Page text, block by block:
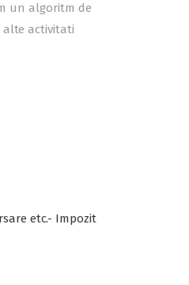
un algoritm de
alte activitati
etc.- Impozit